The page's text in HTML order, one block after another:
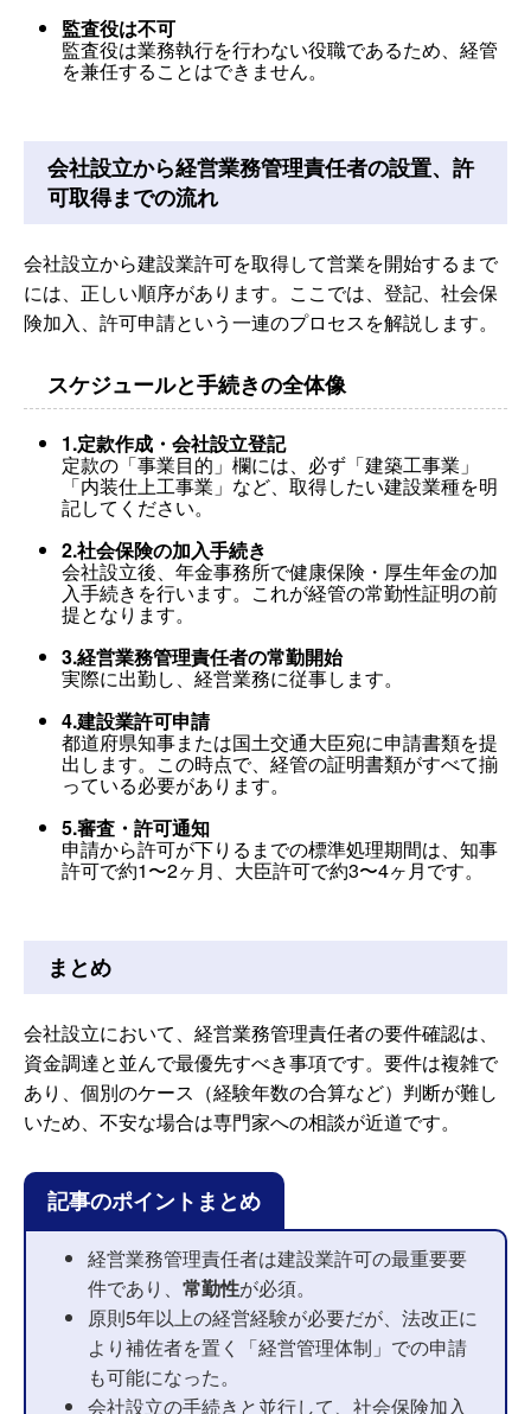
監査役は不可
監査役は業務執行を行わない役職であるため、経管
を兼任することはできません。
会社設立から経営業務管理責任者の設置、許
可取得までの流れ
会社設立から建設業許可を取得して営業を開始するまで
には、正しい順序があります。ここでは、登記、社会保
険加入、許可申請という一連のプロセスを解説します。
スケジュールと手続きの全体像
1.定款作成・会社設立登記
定款の「事業目的」欄には、必ず「建築工事業」
「内装仕上工事業」など、取得したい建設業種を明
記してください。
2.社会保険の加入手続き
会社設立後、年金事務所で健康保険・厚生年金の加
入手続きを行います。これが経管の常勤性証明の前
提となります。
3.経営業務管理責任者の常勤開始
実際に出勤し、経営業務に従事します。
4.建設業許可申請
都道府県知事または国土交通大臣宛に申請書類を提
出します。この時点で、経管の証明書類がすべて揃
っている必要があります。
5.審査・許可通知
申請から許可が下りるまでの標準処理期間は、知事
許可で約1〜2ヶ月、大臣許可で約3〜4ヶ月です。
まとめ
会社設立において、経営業務管理責任者の要件確認は、
資金調達と並んで最優先すべき事項です。要件は複雑で
あり、個別のケース（経験年数の合算など）判断が難し
いため、不安な場合は専門家への相談が近道です。
記事のポイントまとめ
経営業務管理責任者は建設業許可の最重要要
件であり、 常勤性が必須。
原則5年以上の経営経験が必要だが、法改正に
より補佐者を置く「経営管理体制」での申請
も可能になった。
会社設立の手続きと並行して、社会保険加入